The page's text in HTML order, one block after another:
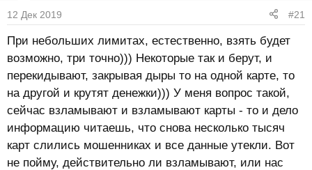
12 Дек 2019 #21
При небольших лимитах, естественно, взять будет
возможно, три точно))) Некоторые так и берут, и
перекидывают, закрывая дыры то на одной карте, то
на другой и крутят денежки))) У меня вопрос такой,
сейчас взламывают и взламывают карты - то и дело
информацию читаешь, что снова несколько тысяч
карт слились мошенниках и все данные утекли. Вот
не пойму, действительно ли взламывают, или нас